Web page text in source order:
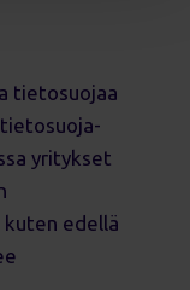
tietosuojaa
yritykset
kuten edellä